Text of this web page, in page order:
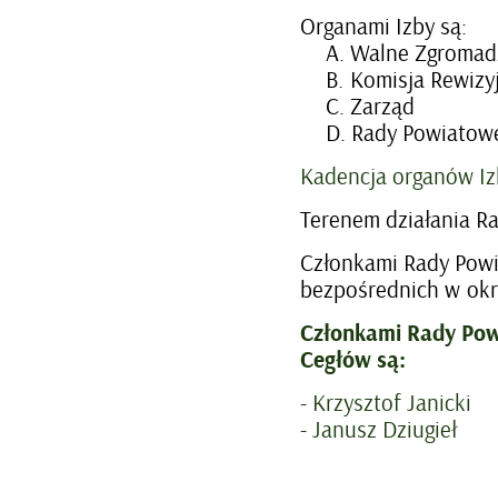
Organami Izby są:
A. Walne
B. Komisja
C. Zarząd
D. Rady
Kadencja organów
Terenem działania
Członkami Rady
bezpośrednich w
Członkami Rady
Cegłów są:
- Krzysztof Janicki
- Janusz Dziugieł